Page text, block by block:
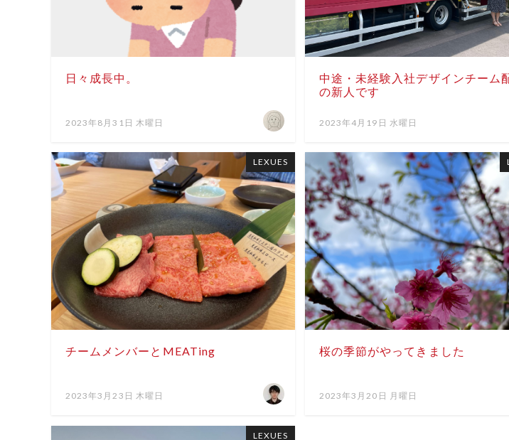
日々成長中。
2023年8月31日 木曜日
中途・未経験入社デザインチーム
の新人です
2023年4月19日 水曜日
チームメンバーとMEATing
2023年3月23日 木曜日
LEXUES
桜の季節がやってきました
2023年3月20日 月曜日
LEXUES